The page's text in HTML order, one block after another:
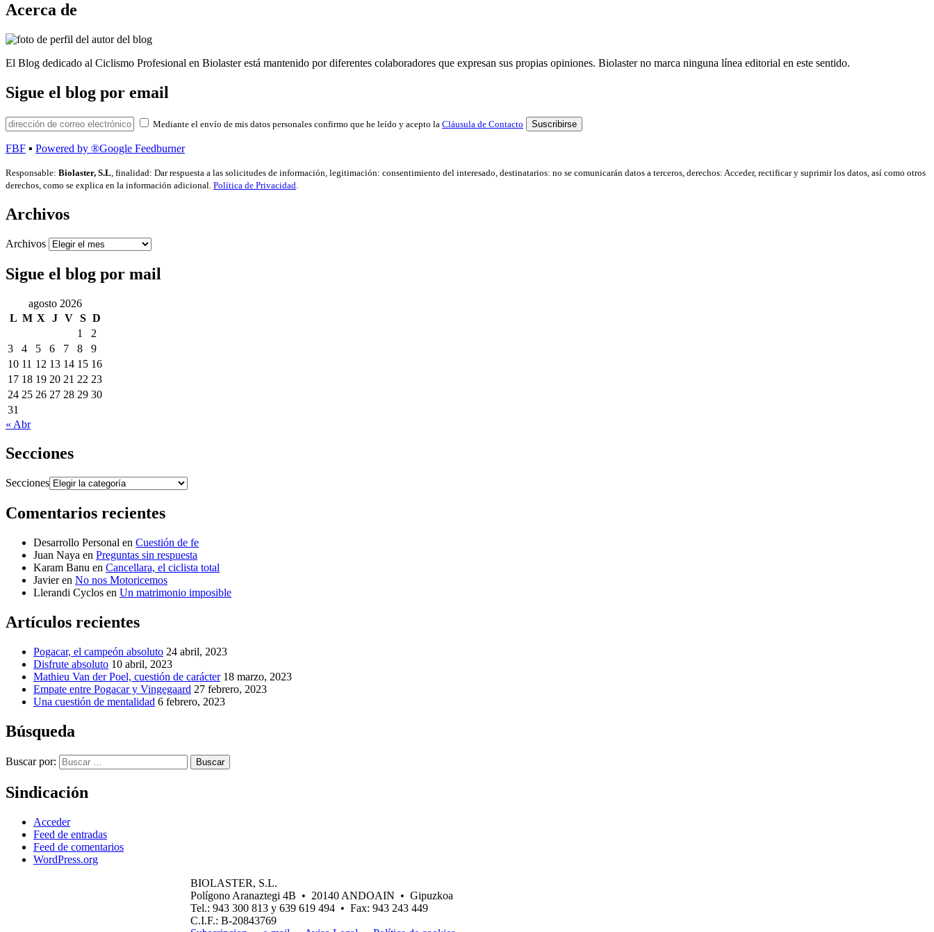
Acerca de
El Blog dedicado al Ciclismo Profesional en Biolaster está mantenido por diferentes colaboradores que expresan sus propias opiniones. Biolaster no marca ninguna línea editorial en este sentido.
Sigue el blog por email
Mediante el envío de mis datos personales confirmo que he leído y acepto la Cláusula de Contacto
FBF ▪ Powered by ®Google Feedburner
Responsable: Biolaster, S.L , finalidad: Dar respuesta a las solicitudes de información, legitimación: consentimiento del interesado, destinatarios: no se comunicarán datos a terceros, derechos: Acceder, rectificar y suprimir los datos, así como otros
derechos, como se explica en la información adicional. Política de Privacidad
Archivos
Archivos
Sigue el blog por mail
agosto 2026
L M X J V S D
1
2
3
4 5 6 7 8
9
10 11 12 13 14 15 16
17 18 19 20 21 22 23
24 25 26 27 28 29 30
31
« Abr
Secciones
Secciones
Comentarios recientes
Desarrollo Personal en Cuestión de fe
Juan Naya en Preguntas sin respuesta
Karam Banu en Cancellara, el ciclista total
Javieren No nos Motoricemos
Llerandi Cyclos en Un matrimonio imposible
Artículos recientes
Pogacar, el campeón absoluto 24 abril, 2023
Disfrute absoluto 10 abril, 2023
Mathieu Van der Poel, cuestión de carácter 18 marzo, 2023
Empate entre Pogacar y Vingegaard 27 febrero, 2023
Una cuestión de mentalidad 6 febrero, 2023
Búsqueda
Buscar por: Buscar
Sindicación
Acceder
Feed de entradas
Feed de comentarios
WordPress.org
BIOLASTER, S.L.
Polígono Aranaztegi 4B • 20140 ANDOAIN • Gipuzkoa
Tel.: 943 300 813 y 639 619 494 • Fax: 943 243 449
C.I.F.: B-20843769